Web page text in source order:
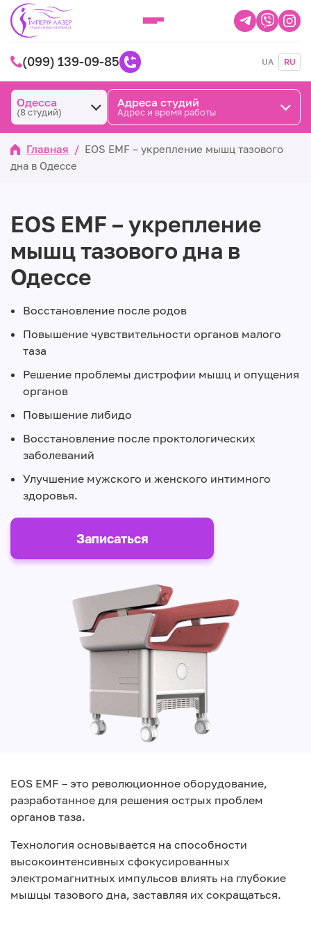
(099) 139-09-85 UA RU
Одесса
(8 студий)
Адреса студий
Адрес и время работы
Главная / EOS EMF – укрепление мышц тазового
дна в Одессе
EOS EMF – укрепление
мышц тазового дна в
Одессе
Восстановление после родов
Повышение чувствительности органов малого
таза
Решение проблемы дистрофии мышц и опущения
органов
Повышение либидо
Восстановление после проктологических
заболеваний
Улучшение мужского и женского интимного
здоровья.
Записаться
Play
EOS EMF – это революционное оборудование,
разработанное для решения острых проблем
органов таза.
Технология основывается на способности
высокоинтенсивных сфокусированных
электромагнитных импульсов влиять на глубокие
мышцы тазового дна, заставляя их сокращаться.